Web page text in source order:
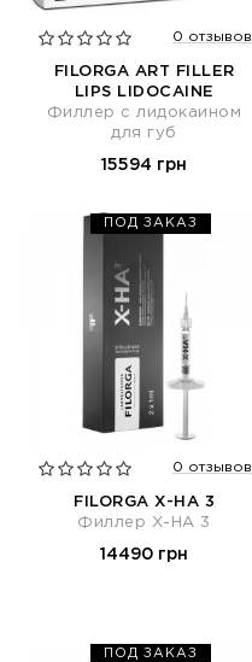
0 отзывов
FILORGA ART FILLER
LIPS LIDOCAINE
Филлер с лидокаином
для губ
15594 грн
ПОД ЗАКАЗ
0 отзывов
FILORGA Х-НА 3
Филлер Х-НА 3
14490 грн
ПОД ЗАКАЗ